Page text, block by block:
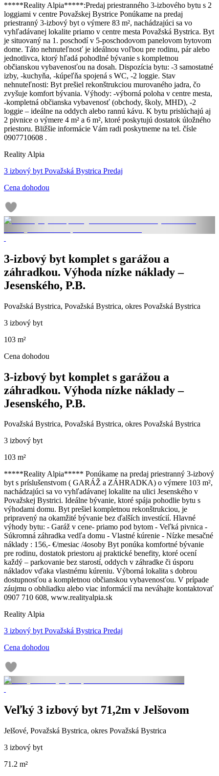
*****Reality Alpia*****:Predaj priestranného 3-izbového bytu s 2
loggiami v centre Považskej Bystrice Ponúkame na predaj
priestranný 3-izbový byt o výmere 83 m², nachádzajúci sa vo
vyhľadávanej lokalite priamo v centre mesta Považská Bystrica. Byt
je situovaný na 1. poschodí v 5-poschodovom panelovom bytovom
dome. Táto nehnuteľnosť je ideálnou voľbou pre rodinu, pár alebo
jednotlivca, ktorý hľadá pohodlné bývanie s kompletnou
občianskou vybavenosťou na dosah. Dispozícia bytu: -3 samostatné
izby, -kuchyňa, -kúpeľňa spojená s WC, -2 loggie. Stav
nehnuteľnosti: Byt prešiel rekonštrukciou murovaného jadra, čo
zvyšuje komfort bývania. Výhody: -výborná poloha v centre mesta,
-kompletná občianska vybavenosť (obchody, školy, MHD), -2
loggie – ideálne na oddych alebo rannú kávu. K bytu prislúchajú aj
2 pivnice o výmere 4 m² a 6 m², ktoré poskytujú dostatok úložného
priestoru. Bližšie informácie Vám radi poskytneme na tel. čísle
0907710608 .
Reality Alpia
3 izbový byt Považská Bystrica Predaj
Cena dohodou
3-izbový byt komplet s garážou a
záhradkou. Výhoda nízke náklady –
Jesenského, P.B.
Považská Bystrica, Považská Bystrica, okres Považská Bystrica
3 izbový byt
103 m²
Cena dohodou
3-izbový byt komplet s garážou a
záhradkou. Výhoda nízke náklady –
Jesenského, P.B.
Považská Bystrica, Považská Bystrica, okres Považská Bystrica
3 izbový byt
103 m²
*****Reality Alpia***** Ponúkame na predaj priestranný 3-izbový
byt s príslušenstvom ( GARÁŽ a ZÁHRADKA) o výmere 103 m²,
nachádzajúci sa vo vyhľadávanej lokalite na ulici Jesenského v
Považskej Bystrici. Ideálne bývanie, ktoré spája pohodlie bytu s
výhodami domu. Byt prešiel kompletnou rekonštrukciou, je
pripravený na okamžité bývanie bez ďalších investícií. Hlavné
výhody bytu: - Garáž v cene- priamo pod bytom - Veľká pivnica -
Súkromná záhradka vedľa domu - Vlastné kúrenie - Nízke mesačné
náklady : 156,- €/mesiac /4osoby Byt ponúka komfortné bývanie
pre rodinu, dostatok priestoru aj praktické benefity, ktoré ocení
každý – parkovanie bez starostí, oddych v záhradke či úsporu
nákladov vďaka vlastnému kúreniu. Výborná lokalita s dobrou
dostupnosťou a kompletnou občianskou vybavenosťou. V prípade
záujmu o obhliadku alebo viac informácií ma neváhajte kontaktovať
0907 710 608, www.realityalpia.sk
Reality Alpia
3 izbový byt Považská Bystrica Predaj
Cena dohodou
Veľký 3 izbový byt 71,2m v Jelšovom
Jelšové, Považská Bystrica, okres Považská Bystrica
3 izbový byt
71.2 m²